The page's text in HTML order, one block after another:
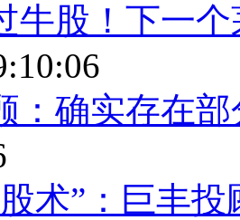
牛股！下一
：确实存在
术”：巨丰